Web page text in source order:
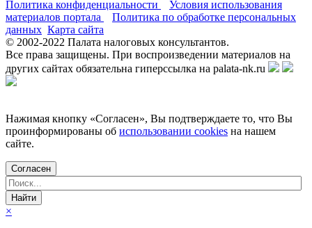
Политика конфиденциальности
Условия использования
материалов портала
Политика по обработке персональных
данных Карта сайта
© 2002-2022 Палата налоговых консультантов.
Все права защищены. При воспроизведении материалов на
других сайтах обязательна гиперссылка на palata-nk.ru
Нажимая кнопку «Согласен», Вы подтверждаете то, что Вы
проинформированы об использовании cookies на нашем
сайте.
Согласен
×